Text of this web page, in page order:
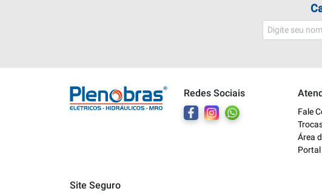
Redes Sociais
Fale
Área
Site Seguro
Bem vindo a Plenobras! Aqui você
encontra toda a linha de materiais
Dúvidas técnicas sobre produtos